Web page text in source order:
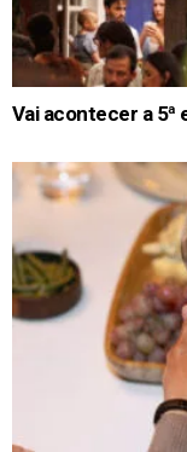
Vai acontecer a 5ª